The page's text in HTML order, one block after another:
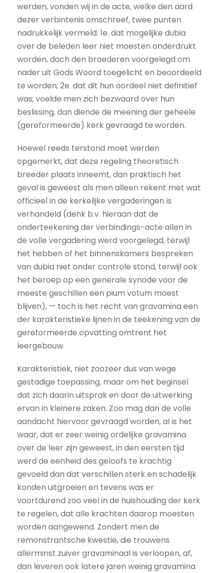
werden, vonden wij in de acte, welke den aard
dezer verbintenis omschreef, twee punten
nadrukkelijk vermeld: 1e. dat mogelijke dubia
over de beleden leer niet moesten onderdrukt
worden, doch den broederen voorgelegd om
nader uit Gods Woord toegelicht en beoordeeld
te worden; 2e. dat dit hun oordeel niet definitief
was; voelde men zich bezwaard over hun
beslissing, dan diende de meening der geheele
(gereformeerde) kerk gevraagd te worden.
Hoewel reeds terstond moet werden
opgemerkt, dat deze regeling theoretisch
breeder plaats inneemt, dan praktisch het
geval is geweest als men alleen rekent met wat
officieel in de kerkelijke vergaderingen is
verhandeld (denk b.v. hieraan dat de
onderteekening der verbindings-acte allen in
de volle vergadering werd voorgelegd, terwijl
het hebben of het binnens­kamers bespreken
van dubia niet onder controle stond, terwijl ook
het beroep op een generale synode voor de
meeste geschillen een pium votum moest
blijven), — toch is het recht van gravamina een
der karakteristieke lijnen in de teekening van de
gereformeerde opvatting omtrent het
leergebouw.
Karakteristiek, niet zoozeer dus van wege
gestadige toepassing, maar om het beginsel
dat zich daarin uitsprakendoor de uitwerking
ervan in kleinere zaken. Zoo mag dan de volle
aandacht hiervoor gevraagd worden, al is het
waar, dat er zeer weinig ordelijke gravamina
over de leer zijn geweest, in den eersten tijd
werd de eenheid des geloofs te krachtig
gevoeld dan dat verschillen sterk en schadelijk
konden uitgroeien en tevens was er
voortdurend zoo veel in de huishouding der kerk
te regelen, dat alle krachten daarop moesten
worden aangewend. Zondert men de
remonstrantsche kwestie, die trouwens
allerminst zuiver gravaminaal is verloopen, af,
dan leveren ook latere jaren weinig gravamina